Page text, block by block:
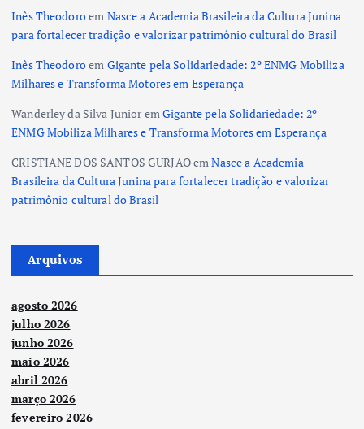
Inês Theodoroem Nasce a Academia Brasileira da Cultura Junina
para fortalecer tradição e valorizar patrimônio cultural do Brasil
Inês Theodoroem Gigante pela Solidariedade: 2º ENMG Mobiliza
Milhares e Transforma Motores em Esperança
Wanderley da Silva JunioremGigante pela Solidariedade: 2º
ENMG Mobiliza Milhares e Transforma Motores em Esperança
CRISTIANE DOS SANTOS GURJAOemNasce a Academia
Brasileira da Cultura Junina para fortalecer tradição e valorizar
patrimônio cultural do Brasil
Arquivos
agosto 2026
julho 2026
junho 2026
maio 2026
abril 2026
março 2026
fevereiro 2026